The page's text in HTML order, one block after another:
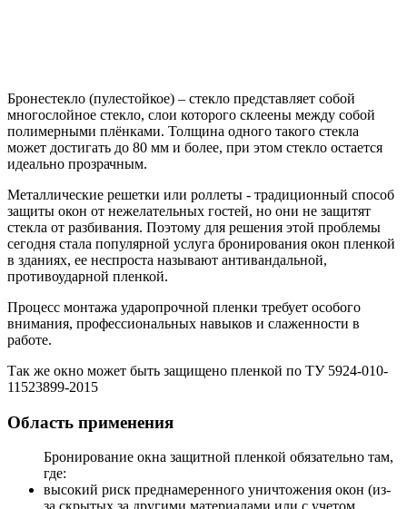
Бронестекло (пулестойкое) – стекло представляет собой
многослойное стекло, слои которого склеены между собой
полимерными плёнками. Толщина одного такого стекла
может достигать до 80 мм и более, при этом стекло остается
идеально прозрачным.
Металлические решетки или роллеты - традиционный способ
защиты окон от нежелательных гостей, но они не защитят
стекла от разбивания. Поэтому для решения этой проблемы
сегодня стала популярной услуга бронирования окон пленкой
в зданиях, ее неспроста называют антивандальной,
противоударной пленкой.
Процесс монтажа ударопрочной пленки требует особого
внимания, профессиональных навыков и слаженности в
работе.
Так же окно может быть защищено пленкой по ТУ 5924-010-
11523899-2015
Область применения
Бронирование окна защитной пленкой обязательно там,
где:
высокий риск преднамеренного уничтожения окон (из-